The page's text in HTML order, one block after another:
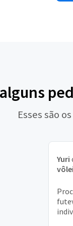
Esses são
Yuri
vôlei